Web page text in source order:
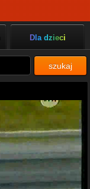
Dla dzieci
szukaj